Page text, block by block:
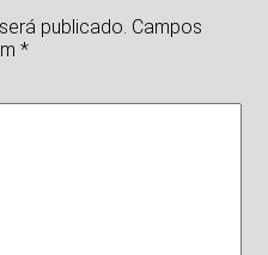
publicado. Campos
*